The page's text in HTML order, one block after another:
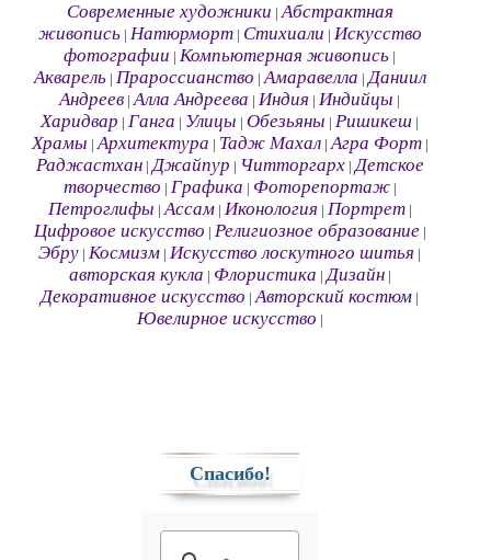
Современные художники |Абстрактная
живопись| Натюрморт| Стихиали Искусство
фотографии |Компьютерная живопись
Акварель| Прароссианство |Амаравелла |Даниил
Андреев |Алла Андреева |Индия |Индийцы
Харидвар |Ганга Улицы |Обезьяны |Ришикеш
Храмы |Архитектура Тадж Махал|Агра Форт|
Раджастхан|Джайпур Читторгарх|Детское
творчество Графика Фоторепортаж|
Петроглифы |Ассам| Иконология Портрет|
Цифровое искусство Религиозное образование|
Эбру |Космизм |Искусство лоскутного шитья
авторская кукла Флористика |Дизайн|
Декоративное искусство |Авторский костюм
Ювелирное искусство
Спасибо!